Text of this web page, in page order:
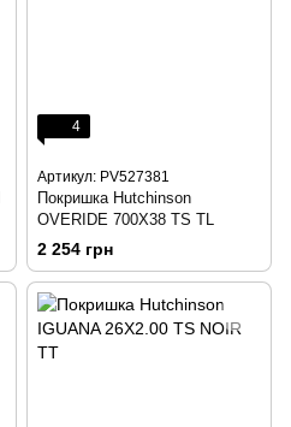
4
Артикул: PV527381
Покришка Hutchinson
OVERIDE 700X38 TS TL
2 254 грн